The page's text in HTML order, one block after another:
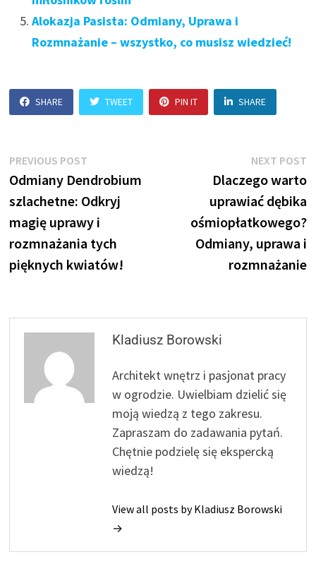
Alokazja Pasista: Odmiany, Uprawa i
Rozmnażanie – wszystko, co musisz wiedzieć!
SHARE TWEET PIN IT SHARE
Nawigacja
wpisu
PREVIOUS POST
post:
Odmiany Dendrobium
szlachetne: Odkryj
magię uprawy i
rozmnażania tych
pięknych kwiatów!
NEXT POST
Dlaczego warto
uprawiać dębika
ośmiopłatkowego?
Odmiany, uprawa i
rozmnażanie
Kladiusz Borowski
Architekt wnętrz i pasjonat pracy
w ogrodzie. Uwielbiam dzielić się
moją wiedzą z tego zakresu.
Zapraszam do zadawania pytań.
Chętnie podzielę się ekspercką
wiedzą!
View all posts by Kladiusz Borowski
→